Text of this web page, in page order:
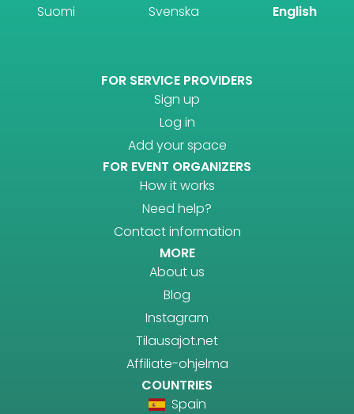
Suomi Svenska English
FOR SERVICE PROVIDERS
Sign up
Log in
Add your space
FOR EVENT ORGANIZERS
How it works
Need help?
Contact information
MORE
About us
Blog
Instagram
Tilausajot.net
Affiliate-ohjelma
COUNTRIES
Spain